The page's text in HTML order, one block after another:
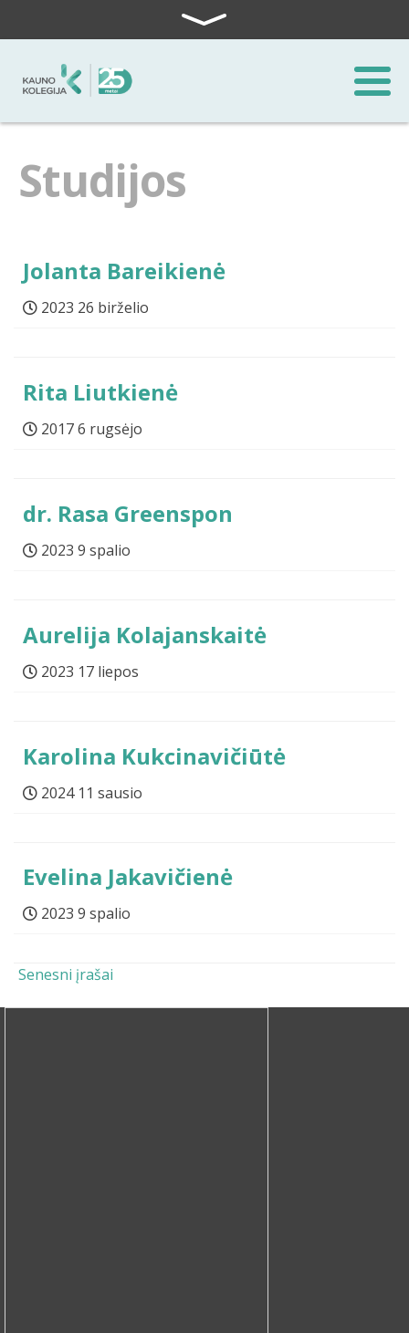
Studijos
Jolanta Bareikienė
2023 26 birželio
Rita Liutkienė
2017 6 rugsėjo
dr. Rasa Greenspon
2023 9 spalio
Aurelija Kolajanskaitė
2023 17 liepos
Karolina Kukcinavičiūtė
2024 11 sausio
Evelina Jakavičienė
2023 9 spalio
Navigacija tarp įrašų
Senesni įrašai